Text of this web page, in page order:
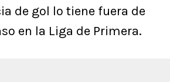
de gol lo tiene fuera de
en la Liga de Primera.